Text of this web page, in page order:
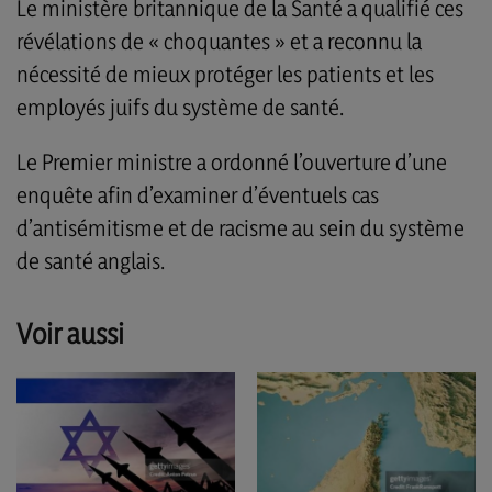
Le ministère britannique de la Santé a qualifié ces
révélations de « choquantes » et a reconnu la
nécessité de mieux protéger les patients et les
employés juifs du système de santé.
Le Premier ministre a ordonné l’ouverture d’une
enquête afin d’examiner d’éventuels cas
d’antisémitisme et de racisme au sein du système
de santé anglais.
Voir aussi